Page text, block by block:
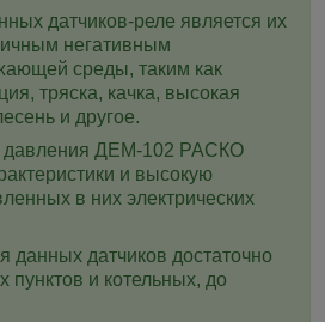
датчиков-реле является их
негативным
среды, таким как
тряска, качка, высокая
и другое.
давления ДЕМ-102 РАСКО
и высокую
в них электрических
данных датчиков достаточно
пунктов и котельных, до